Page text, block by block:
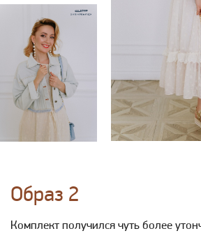
Образ 2
Комплект получился чуть более